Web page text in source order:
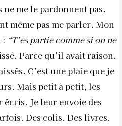
me le pardonnent pas.
même pas me parler. Mon
: “T’es partie comme si on ne
Parce qu’il avait raison.
C’est une plaie que je
Mais petit à petit, les
écris. Je leur envoie des
Des colis. Des livres.